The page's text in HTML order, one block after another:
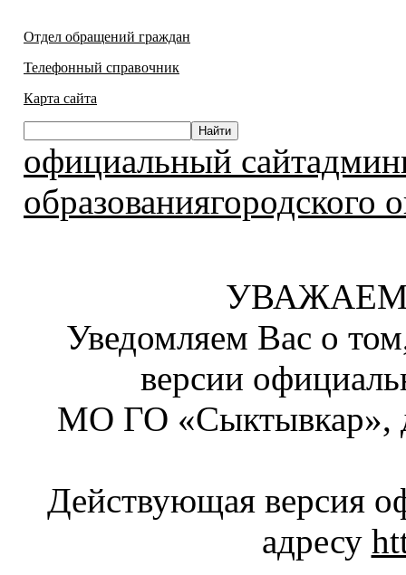
Отдел обращений граждан
Телефонный справочник
Карта сайта
официальный
образованиягородского
Уведомляем Вас о
версии
МО ГО «Сыктывкар»,
Действующая версия
адресу